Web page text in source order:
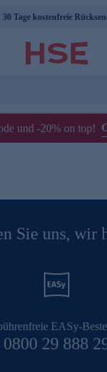
30 Tage kostenfreie
und -20% on top!
Sie uns, wir
EASy-
0800 29 888